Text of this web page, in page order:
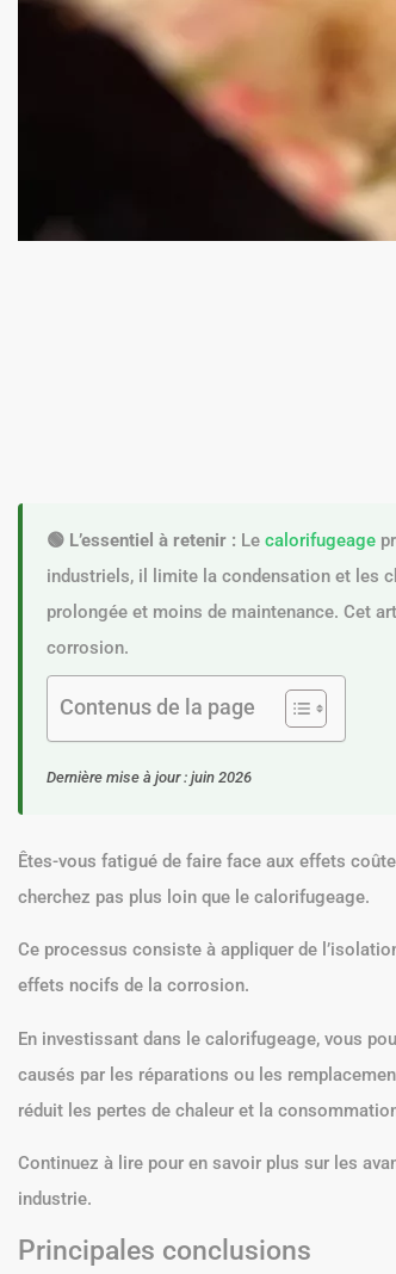
🟢 L’essentiel à retenir : Le calorifugeage
industriels, il limite la condensation et les
prolongée et moins de maintenance. Cet
corrosion.
Contenus de la page
Dernière mise à jour : juin 2026
Êtes-vous fatigué de faire face aux effets
cherchez pas plus loin que le calorifugeage.
Ce processus consiste à appliquer de
effets nocifs de la corrosion.
En investissant dans le calorifugeage, vous
causés par les réparations ou les
réduit les pertes de chaleur et la
Continuez à lire pour en savoir plus sur les
industrie.
Principales conclusions